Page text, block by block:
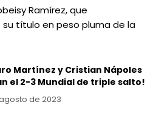
Ramírez, que
título en peso pluma de la
Martínez y Cristian Nápoles
el 2-3 Mundial de triple salto!
de 2023